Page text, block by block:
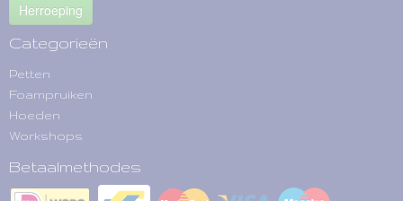
Herroeping
Categorieën
Petten
Foampruiken
Hoeden
Workshops
Betaalmethodes